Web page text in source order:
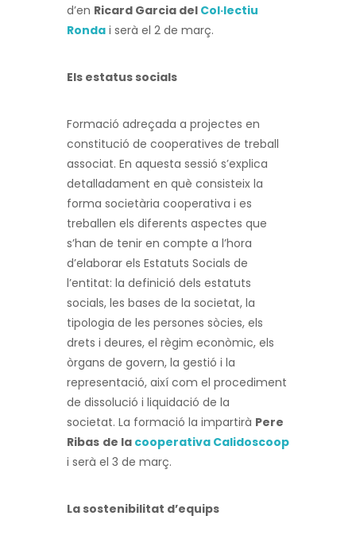
d’en Ricard Garcia del Col·lectiu
Ronda i serà el 2 de març.
Els estatus socials
Formació adreçada a projectes en
constitució de cooperatives de treball
associat. En aquesta sessió s’explica
detalladament en què consisteix la
forma societària cooperativa i es
treballen els diferents aspectes que
s’han de tenir en compte a l’hora
d’elaborar els Estatuts Socials de
l’entitat: la definició dels estatuts
socials, les bases de la societat, la
tipologia de les persones sòcies, els
drets i deures, el règim econòmic, els
òrgans de govern, la gestió i la
representació, així com el procediment
de dissolució i liquidació de la
societat. La formació la impartirà Pere
Ribas de la cooperativa Calidoscoop
i serà el 3 de març.
La sostenibilitat d’equips